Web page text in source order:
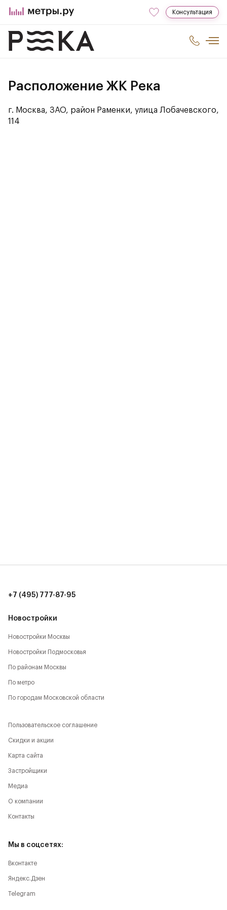
Консультация
Расположение ЖК Река
г. Москва, ЗАО, район Раменки, улица Лобачевского,
114
Новостройки
Новостройки Москвы
Новостройки Подмосковья
По районам Москвы
По метро
По городам Московской области
+7 (495) 777-87-95
Пользовательское соглашение
Скидки и акции
Карта сайта
Застройщики
Медиа
О компании
Контакты
Мы в соцсетях:
Вконтакте
Яндекс.Дзен
Telegram